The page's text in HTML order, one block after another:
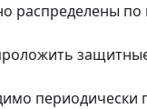
распределены по